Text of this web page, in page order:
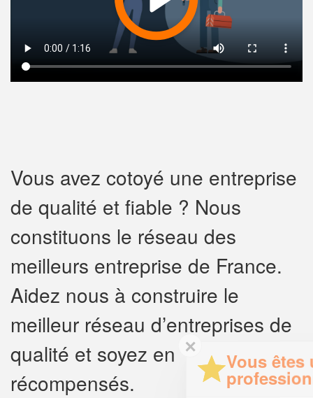
Vous avez cotoyé une entreprise
de qualité et fiable ? Nous
constituons le réseau des
meilleurs entreprise de France.
Aidez nous à construire le
meilleur réseau d’entreprises de
qualité et soyez en
récompensés.
✕
Vous êtes un
professionnel ?